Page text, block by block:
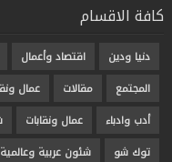
كافة الاقسام
دنيا ودين اقتصاد وأعمال
المجتمع
مقالات عمال
أدب وادباء
عمال ونقابات
توك شو
شئون عربية وعالمية